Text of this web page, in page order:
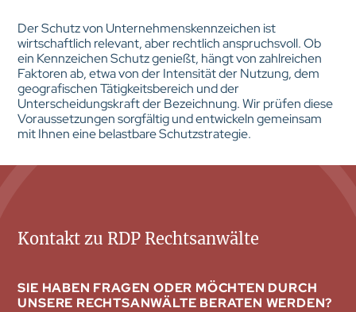
Der Schutz von Unternehmenskennzeichen ist
wirtschaftlich relevant, aber rechtlich anspruchsvoll. Ob
ein Kennzeichen Schutz genießt, hängt von zahlreichen
Faktoren ab, etwa von der Intensität der Nutzung, dem
geografischen Tätigkeitsbereich und der
Unterscheidungskraft der Bezeichnung. Wir prüfen diese
Voraussetzungen sorgfältig und entwickeln gemeinsam
mit Ihnen eine belastbare Schutzstrategie.
Kontakt zu RDP Rechtsanwälte
SIE HABEN FRAGEN ODER MÖCHTEN DURCH
UNSERE RECHTSANWÄLTE BERATEN WERDEN?